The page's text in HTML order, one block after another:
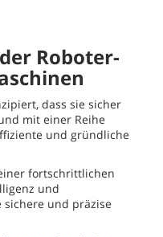
Roboter-
dass sie sicher
mit einer Reihe
und gründliche
fortschrittlichen
und
sichere und präzise